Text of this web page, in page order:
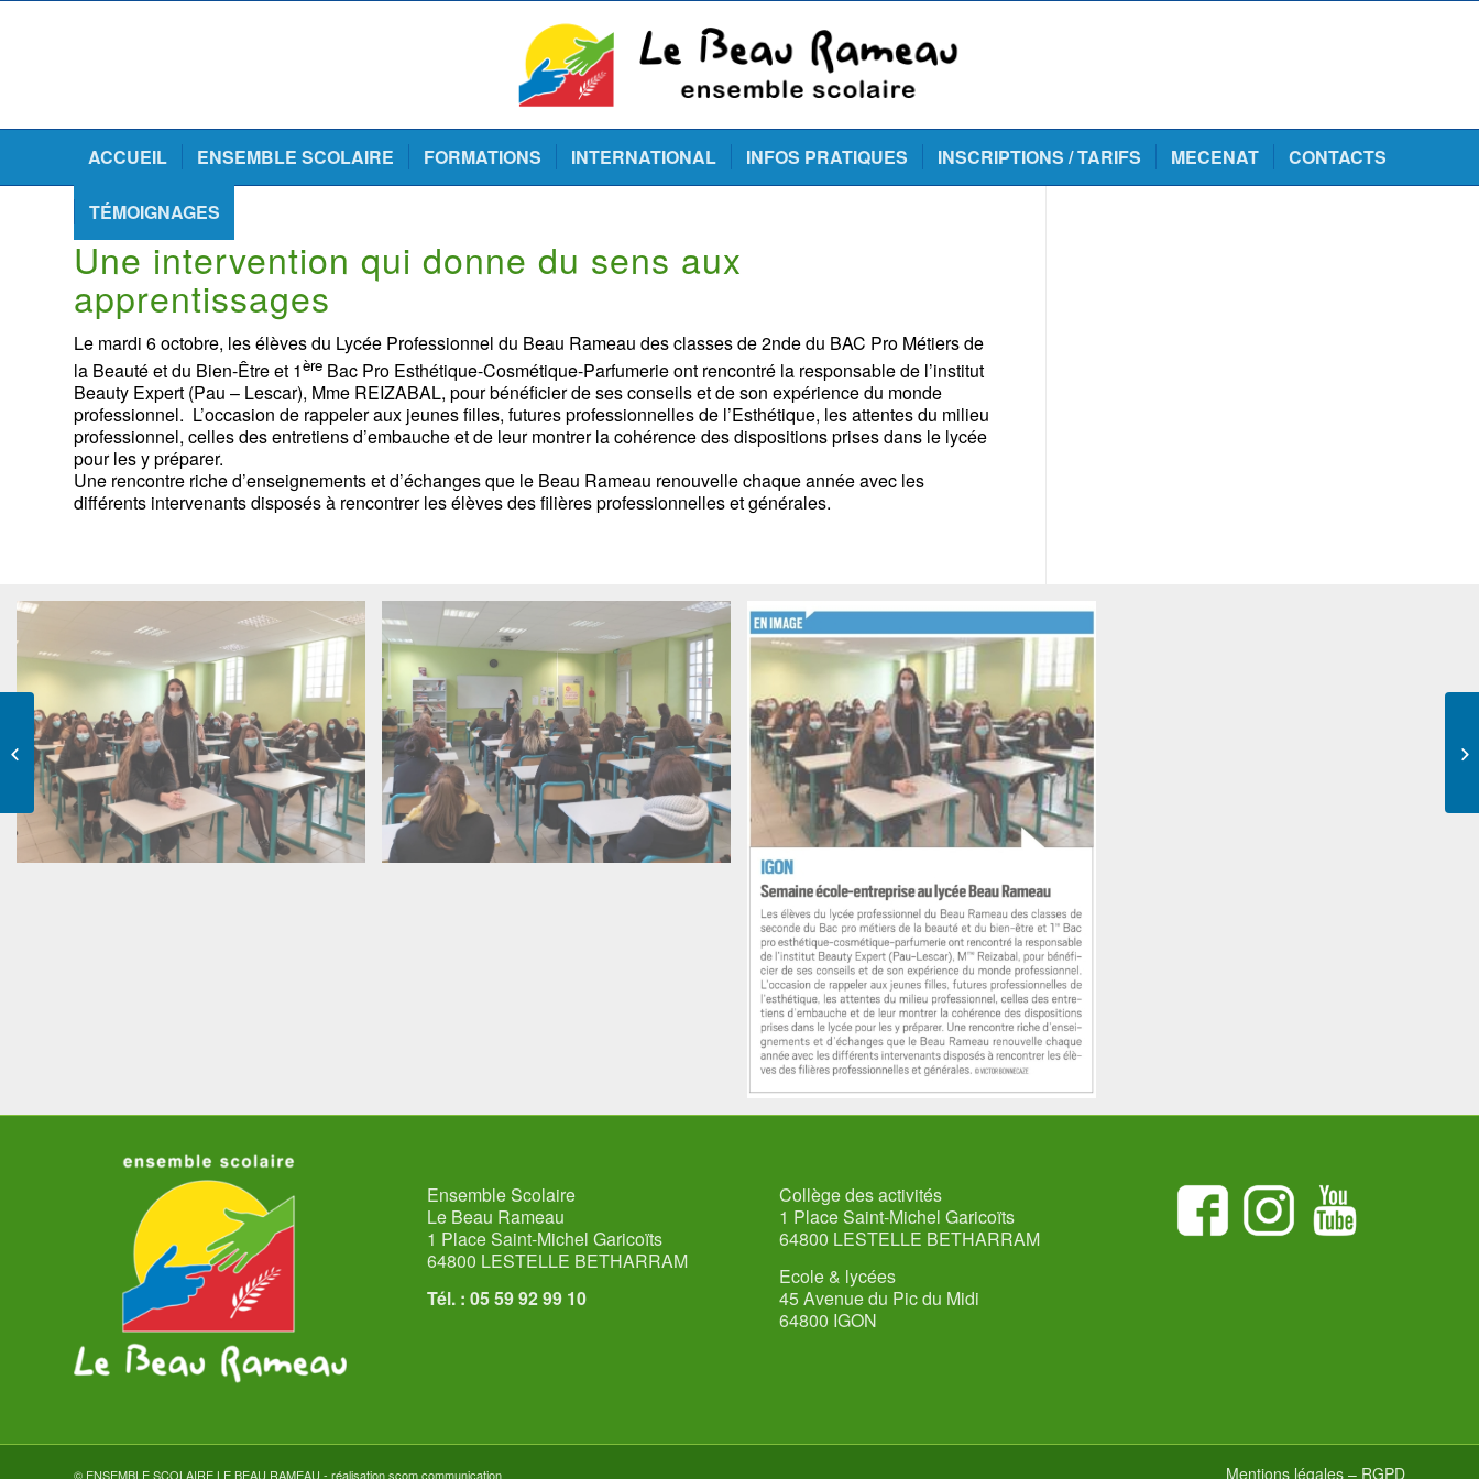
ACCUEIL ENSEMBLE SCOLAIRE FORMATIONS INTERNATIONAL INFOS PRATIQUES INSCRIPTIONS / TARIFS MECENAT CONTACTS
TÉMOIGNAGES
Une intervention qui donne du sens aux
apprentissages
Le mardi 6 octobre, les élèves du Lycée Professionnel du Beau Rameau des classes de 2nde du BAC Pro Métiers de
la Beauté et du Bien-Être et 1ère Bac Pro Esthétique-Cosmétique-Parfumerie ont rencontré la responsable de l’institut
Beauty Expert (Pau – Lescar), Mme REIZABAL, pour bénéficier de ses conseils et de son expérience du monde
professionnel. L’occasion de rappeler aux jeunes filles, futures professionnelles de l’Esthétique, les attentes du milieu
professionnel, celles des entretiens d’embauche et de leur montrer la cohérence des dispositions prises dans le lycée
pour les y préparer.
Une rencontre riche d’enseignements et d’échanges que le Beau Rameau renouvelle chaque année avec les
différents intervenants disposés à rencontrer les élèves des filières professionnelles et générales.
Ensemble Scolaire
Le Beau Rameau
1 Place Saint-Michel Garicoïts
64800 LESTELLE BETHARRAM
Tél. : 05 59 92 99 10
Collège des activités
1 Place Saint-Michel Garicoïts
64800 LESTELLE BETHARRAM
Ecole & lycées
45 Avenue du Pic du Midi
64800 IGON
© ENSEMBLE SCOLAIRE LE BEAU RAMEAU - réalisationscom communication Mentions légales – RGPD
3ème journée des
langues